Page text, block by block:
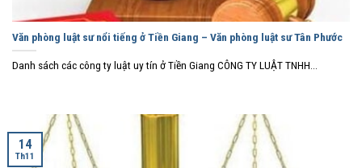
Văn phòng luật sư nổi tiếng ở Tiền Giang – Văn phòng luật sư Tân Phước
Danh sách các công ty luật uy tín ở Tiền Giang CÔNG TY LUẬT TNHH...
14
Th11